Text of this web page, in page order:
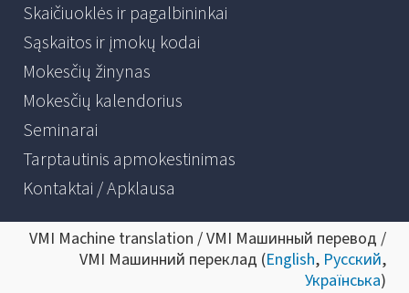
Skaičiuoklės ir pagalbininkai
Sąskaitos ir įmokų kodai
Mokesčių žinynas
Mokesčių kalendorius
Seminarai
Tarptautinis apmokestinimas
Kontaktai / Apklausa
VMI Machine translation / VMI Машинный перевод /
VMI Машинний переклад (English, Русский,
Українська)